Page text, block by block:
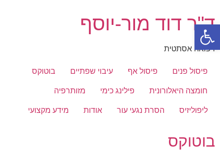
פתח סרגל נגישות
לתוכן
ד"ר דוד מור-יוסף
רפואה אסתטית
פיסול פנים פיסול אף עיבוי שפתיים בוטוקס
חומצה היאלורונית פילינג כימי מזותרפיה
ליפוליזיס הסרת נגעי עור אודות מידע מקצועי
בוטוקס